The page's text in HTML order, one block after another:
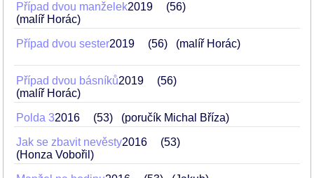
Případ dvou manželek2019
56
(malíř Horác)
Případ dvou sester2019 56 (malíř Horác)
Případ dvou básníků2019
56
(malíř Horác)
Polda 32016 53 (poručík Michal Bříza)
Jak se zbavit nevěsty2016
53
(Honza Vobořil)